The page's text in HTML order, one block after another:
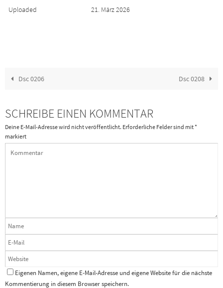
Uploaded 21. März 2026
Dsc 0206 Dsc 0208
SCHREIBE EINEN KOMMENTAR
Deine E-Mail-Adresse wird nicht veröffentlicht. Erforderliche Felder sind mit*
markiert
Eigenen Namen, eigene E-Mail-Adresse und eigene Website für die nächste
Kommentierung in diesem Browser speichern.